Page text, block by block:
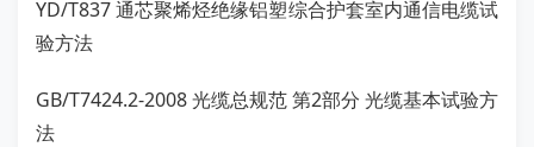
YD/T837 通芯聚烯烃绝缘铝塑综合护套室内通信电缆试
验方法
GB/T7424.2-2008 光缆总规范 第2部分 光缆基本试验方
法